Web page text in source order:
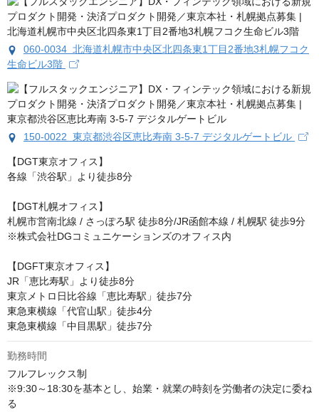
060-0034 北海道札幌市中央区北四条東1丁目2番地3札幌フコク
生命ビル3階
150-0022 東京都渋⾕区恵⽐寿南 3-5-7 デジタルゲートビル
【DGT東京オフィス】
各線「渋谷駅」より徒歩8分
【DGT札幌オフィス】
札幌市営南北線 / さっぽろ駅 徒歩8分/JR函館本線 / 札幌駅 徒歩9分
※株式会社DGコミュニケーションズのオフィス内
【DGFT東京オフィス】
JR「恵比寿駅」より徒歩8分
東京メトロ日比谷線「恵比寿駅」徒歩7分
東急東横線「代官山駅」徒歩4分
東急東横線「中目黒駅」徒歩7分
勤務時間
フルフレックス制
※9:30～18:30を基本とし、始業・就業の時刻を労働者の決定に委ね
る